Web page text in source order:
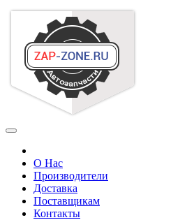
О Нас
Производители
Доставка
Поставщикам
Контакты